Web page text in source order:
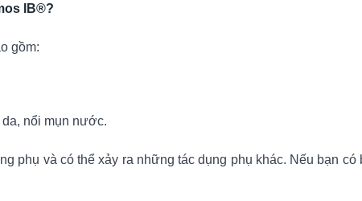
IB®?
gồm:
nổi mụn nước.
phụ và có thể xảy ra những tác dụng phụ khác. Nếu bạn